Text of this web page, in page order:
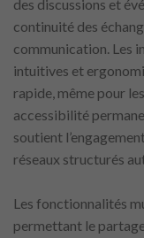
des discussions et
continuité des
communication. Les
intuitives et
rapide, même pour
accessibilité
soutient
réseaux structurés
Les fonctionnalités
permettant le